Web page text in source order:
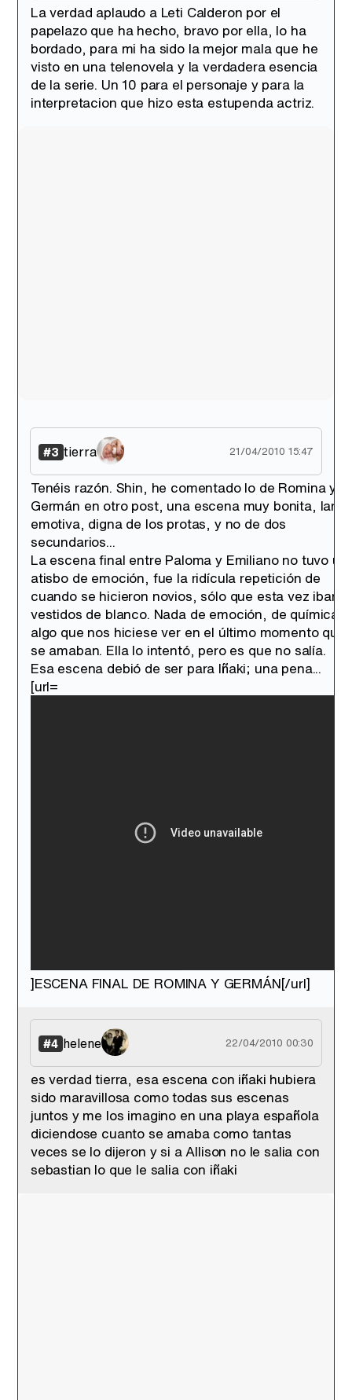
La verdad aplaudo a Leti Calderon por el
papelazo que ha hecho, bravo por ella, lo ha
bordado, para mi ha sido la mejor mala que he
visto en una telenovela y la verdadera esencia
de la serie. Un 10 para el personaje y para la
interpretacion que hizo esta estupenda actriz.
#3 tierra 21/04/2010 15:47
Tenéis razón. Shin, he comentado lo de Romina y
Germán en otro post, una escena muy bonita,
emotiva, digna de los protas, y no de dos
secundarios...
La escena final entre Paloma y Emiliano no tuvo un
atisbo de emoción, fue la ridícula repetición de
cuando se hicieron novios, sólo que esta vez iban
vestidos de blanco. Nada de emoción, de química,
algo que nos hiciese ver en el último momento que
se amaban. Ella lo intentó, pero es que no salía.
Esa escena debió de ser para Iñaki; una pena...
[url=
]ESCENA FINAL DE ROMINA Y GERMÁN[/url]
#4 helene 22/04/2010 00:30
es verdad tierra, esa escena con iñaki hubiera
sido maravillosa como todas sus escenas
juntos y me los imagino en una playa española
diciendose cuanto se amaba como tantas
veces se lo dijeron y si a Allison no le salia con
sebastian lo que le salia con iñaki